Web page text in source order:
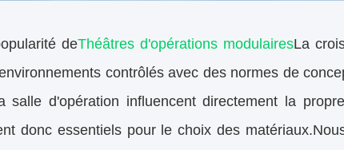
deThéâtres d'opérations modulairesLa
contrôlés avec des normes de
salle d'opération influencent directement la
donc essentiels pour le choix des